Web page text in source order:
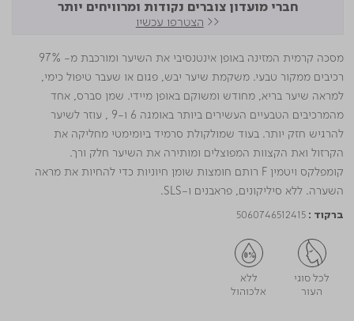
חברי מועדון צוברים נקודות ומרוויחים יותר
<< הצטרפו עכשיו
מסכה קרמית המזינה באופן אינטנסיבי את השיער ומורכבת מ- 97%
רכיבים ממקור טבעי. משקמת שיער יבש, פגום או שעבר טיפול כימי,
למראה שיער בריא, מחודש ומשוקם באופן מיידי. שמן סברס, אחד
מהמרכיבים הטבעיים העשירים ביותר באומגה 6 ו-9 , עוזר לשיער
להרגיש חזק יותר. בעוד שמולקולת סרמיד ביומימטי מחליקה את
הקרזול ואת הקצוות המפוצלים ומותירה את השיער חלק ורך.
קומפלקס ויטמין F רותם חומצות שומן חיוניות כדי להחיות את מראה
השערה. ללא סיליקונים, פראבנים ו-SLS.
ברקוד :5060746512415
לכל סוגי
העור
ללא
אלכוהול